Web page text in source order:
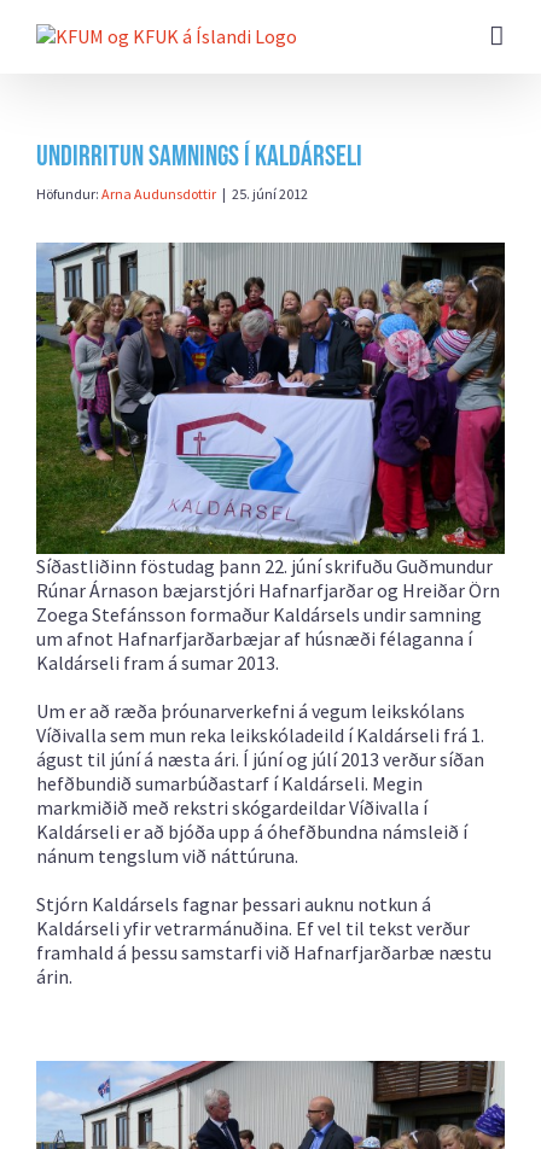
beint
Undirritun samnings í Kaldárseli
Höfundur: Arna Audunsdottir | 25. júní 2012
Síðastliðinn föstudag þann 22. júní skrifuðu Guðmundur
Rúnar Árnason bæjarstjóri Hafnarfjarðar og Hreiðar Örn
Zoega Stefánsson formaður Kaldársels undir samning
um afnot Hafnarfjarðarbæjar af húsnæði félaganna í
Kaldárseli fram á sumar 2013.
Um er að ræða þróunarverkefni á vegum leikskólans
Víðivalla sem mun reka leikskóladeild í Kaldárseli frá 1.
águst til júní á næsta ári. Í júní og júlí 2013 verður síðan
hefðbundið sumarbúðastarf í Kaldárseli. Megin
markmiðið með rekstri skógardeildar Víðivalla í
Kaldárseli er að bjóða upp á óhefðbundna námsleið í
nánum tengslum við náttúruna.
Stjórn Kaldársels fagnar þessari auknu notkun á
Kaldárseli yfir vetrarmánuðina. Ef vel til tekst verður
framhald á þessu samstarfi við Hafnarfjarðarbæ næstu
árin.